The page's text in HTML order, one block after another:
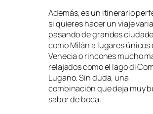
Además, es un itinerario
si quieres hacer un viaje
pasando de grandes
como Milán a lugares únicos
Venecia o rincones mucho
relajados como el lago di
Lugano. Sin duda, una
combinación que deja muy
sabor de boca.